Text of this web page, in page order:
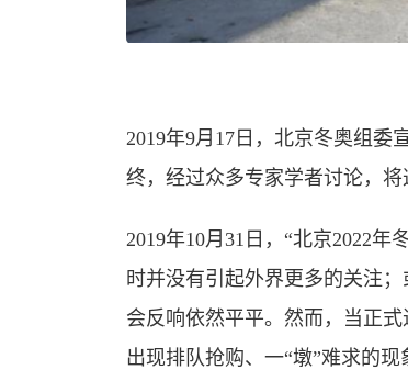
2019年9月17日，北京冬奥组
终，经过众多专家学者讨论，
2019年10月31日，“北京2022
时并没有引起外界更多的关注
会反响依然平平。然而，当正
出现排队抢购、一“墩”难求的